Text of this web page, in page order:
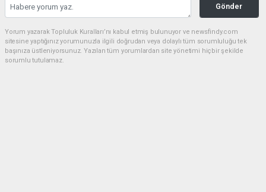
Gönder
Yorum yazarak Topluluk Kuralları’nı kabul etmiş bulunuyor ve newsfindy.com
sitesine yaptığınız yorumunuzla ilgili doğrudan veya dolaylı tüm sorumluluğu tek
başınıza üstleniyorsunuz. Yazılan tüm yorumlardan site yönetimi hiçbir şekilde
sorumlu tutulamaz.